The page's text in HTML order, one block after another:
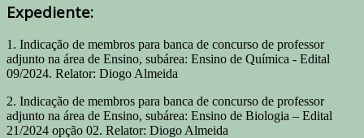
Expediente:
1. Indicação de membros para banca de concurso de professor
adjunto na área de Ensino, subárea: Ensino de Química - Edital
09/2024. Relator: Diogo Almeida
2. Indicação de membros para banca de concurso de professor
adjunto na área de Ensino, subárea: Ensino de Biologia – Edital
21/2024 opção 02. Relator: Diogo Almeida